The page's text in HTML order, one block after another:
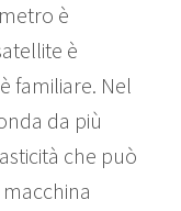
è
è
familiare. Nel
da più
che può